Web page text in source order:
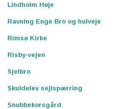
Lindholm Høje
Ravning Enge Bro og hulveje
Rimsø Kirke
Risby-vejen
Sjelbro
Skuldelev sejlspærring
Snubbekorsgård